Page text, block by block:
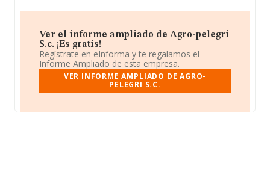
Ver el informe ampliado de Agro-pelegri
S.c. ¡Es gratis!
Regístrate en eInforma y te regalamos el
Informe Ampliado de esta empresa.
VER INFORME AMPLIADO DE AGRO-
PELEGRI S.C.